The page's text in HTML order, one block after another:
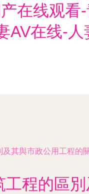
在线观
在线-人
其與市政公用工程的
工程的區